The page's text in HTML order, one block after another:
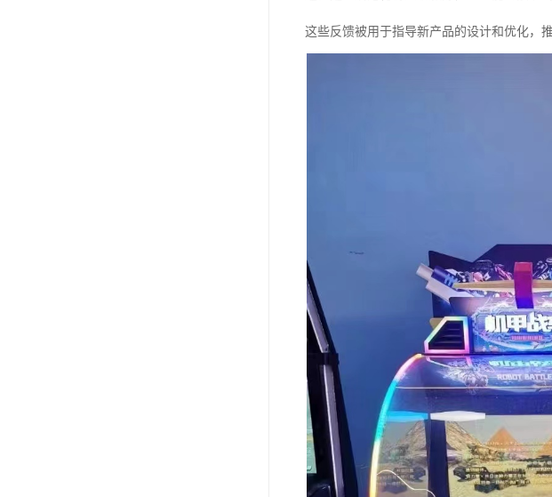
这些反馈被用于指导新产品的设计和优化，